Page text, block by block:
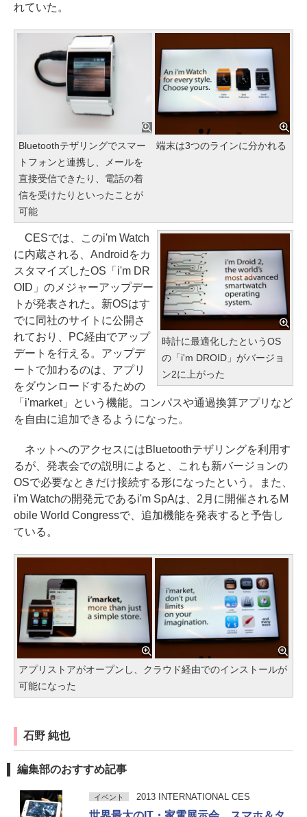
れていた。
Bluetoothテザリングでスマー
トフォンと連携し、メールを
直接受信できたり、電話の着
信を受けたりといったことが
可能
端末は3つのラインに分かれる
時計に最適化したというOS
の「i'm DROID」がバージョ
ン2に上がった
CESでは、このi'm Watch
に内蔵される、Androidをカ
スタマイズしたOS「i'm DR
OID」のメジャーアップデー
トが発表された。新OSはす
でに同社のサイトに公開さ
れており、PC経由でアップ
デートを行える。アップデ
ートで加わるのは、アプリ
をダウンロードするための
「i'market」という機能。コンパスや通過換算アプリなど
を自由に追加できるようになった。
ネットへのアクセスにはBluetoothテザリングを利用す
るが、発表会での説明によると、これも新バージョンの
OSで必要なときだけ接続する形になったという。また、
i'm Watchの開発元であるi'm SpAは、2月に開催されるM
obile World Congressで、追加機能を発表すると予告し
ている。
アプリストアがオープンし、クラウド経由でのインストールが
可能になった
石野 純也
編集部のおすすめ記事
イベント 2013 INTERNATIONAL CES